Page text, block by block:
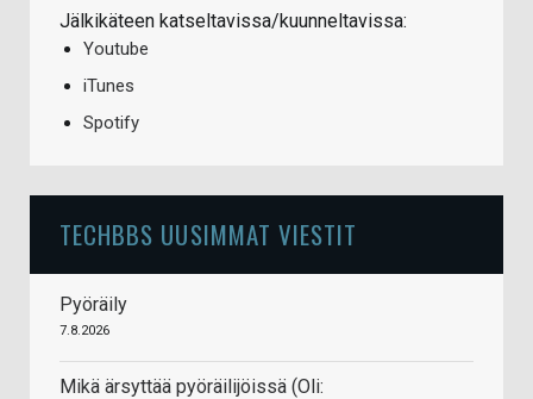
Jälkikäteen katseltavissa/kuunneltavissa:
Youtube
iTunes
Spotify
TECHBBS UUSIMMAT VIESTIT
Pyöräily
7.8.2026
Mikä ärsyttää pyöräilijöissä (Oli: